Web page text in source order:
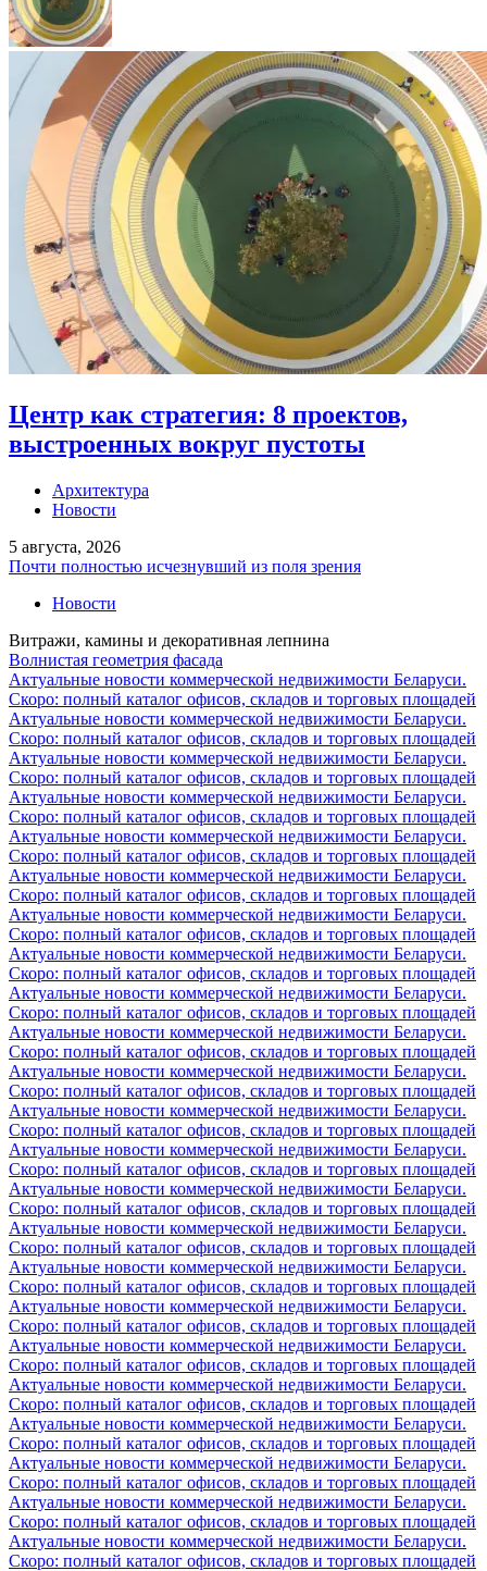
Центр как стратегия: 8 проектов,
выстроенных вокруг пустоты
Архитектура
Новости
5 августа, 2026
Почти полностью исчезнувший из поля зрения
Новости
Витражи, камины и декоративная лепнина
Волнистая геометрия фасада
Актуальные новости коммерческой недвижимости Беларуси.
Скоро: полный каталог офисов, складов и торговых площадей
Актуальные новости коммерческой недвижимости Беларуси.
Скоро: полный каталог офисов, складов и торговых площадей
Актуальные новости коммерческой недвижимости Беларуси.
Скоро: полный каталог офисов, складов и торговых площадей
Актуальные новости коммерческой недвижимости Беларуси.
Скоро: полный каталог офисов, складов и торговых площадей
Актуальные новости коммерческой недвижимости Беларуси.
Скоро: полный каталог офисов, складов и торговых площадей
Актуальные новости коммерческой недвижимости Беларуси.
Скоро: полный каталог офисов, складов и торговых площадей
Актуальные новости коммерческой недвижимости Беларуси.
Скоро: полный каталог офисов, складов и торговых площадей
Актуальные новости коммерческой недвижимости Беларуси.
Скоро: полный каталог офисов, складов и торговых площадей
Актуальные новости коммерческой недвижимости Беларуси.
Скоро: полный каталог офисов, складов и торговых площадей
Актуальные новости коммерческой недвижимости Беларуси.
Скоро: полный каталог офисов, складов и торговых площадей
Актуальные новости коммерческой недвижимости Беларуси.
Скоро: полный каталог офисов, складов и торговых площадей
Актуальные новости коммерческой недвижимости Беларуси.
Скоро: полный каталог офисов, складов и торговых площадей
Актуальные новости коммерческой недвижимости Беларуси.
Скоро: полный каталог офисов, складов и торговых площадей
Актуальные новости коммерческой недвижимости Беларуси.
Скоро: полный каталог офисов, складов и торговых площадей
Актуальные новости коммерческой недвижимости Беларуси.
Скоро: полный каталог офисов, складов и торговых площадей
Актуальные новости коммерческой недвижимости Беларуси.
Скоро: полный каталог офисов, складов и торговых площадей
Актуальные новости коммерческой недвижимости Беларуси.
Скоро: полный каталог офисов, складов и торговых площадей
Актуальные новости коммерческой недвижимости Беларуси.
Скоро: полный каталог офисов, складов и торговых площадей
Актуальные новости коммерческой недвижимости Беларуси.
Скоро: полный каталог офисов, складов и торговых площадей
Актуальные новости коммерческой недвижимости Беларуси.
Скоро: полный каталог офисов, складов и торговых площадей
Актуальные новости коммерческой недвижимости Беларуси.
Скоро: полный каталог офисов, складов и торговых площадей
Актуальные новости коммерческой недвижимости Беларуси.
Скоро: полный каталог офисов, складов и торговых площадей
Актуальные новости коммерческой недвижимости Беларуси.
Скоро: полный каталог офисов, складов и торговых площадей